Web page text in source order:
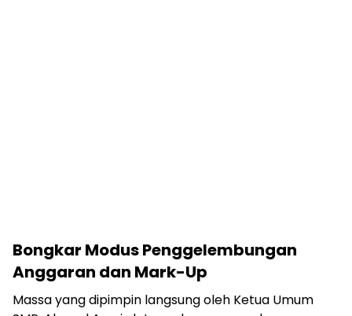
Bongkar Modus Penggelembungan
Anggaran dan Mark-Up
Massa yang dipimpin langsung oleh Ketua Umum